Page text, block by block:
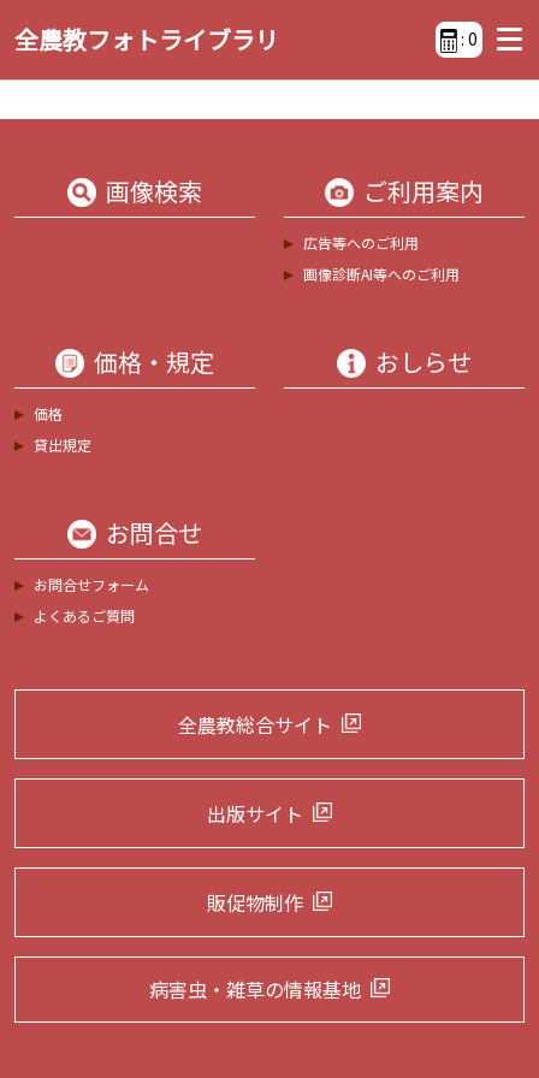
全農教フォトライブラリ : 0
画像検索 ご利用案内
広告等へのご利用
画像診断AI等へのご利用
価格・規定
価格
貸出規定
おしらせ
お問合せ
お問合せフォーム
よくあるご質問
全農教総合サイト
出版サイト
販促物制作
病害虫・雑草の情報基地